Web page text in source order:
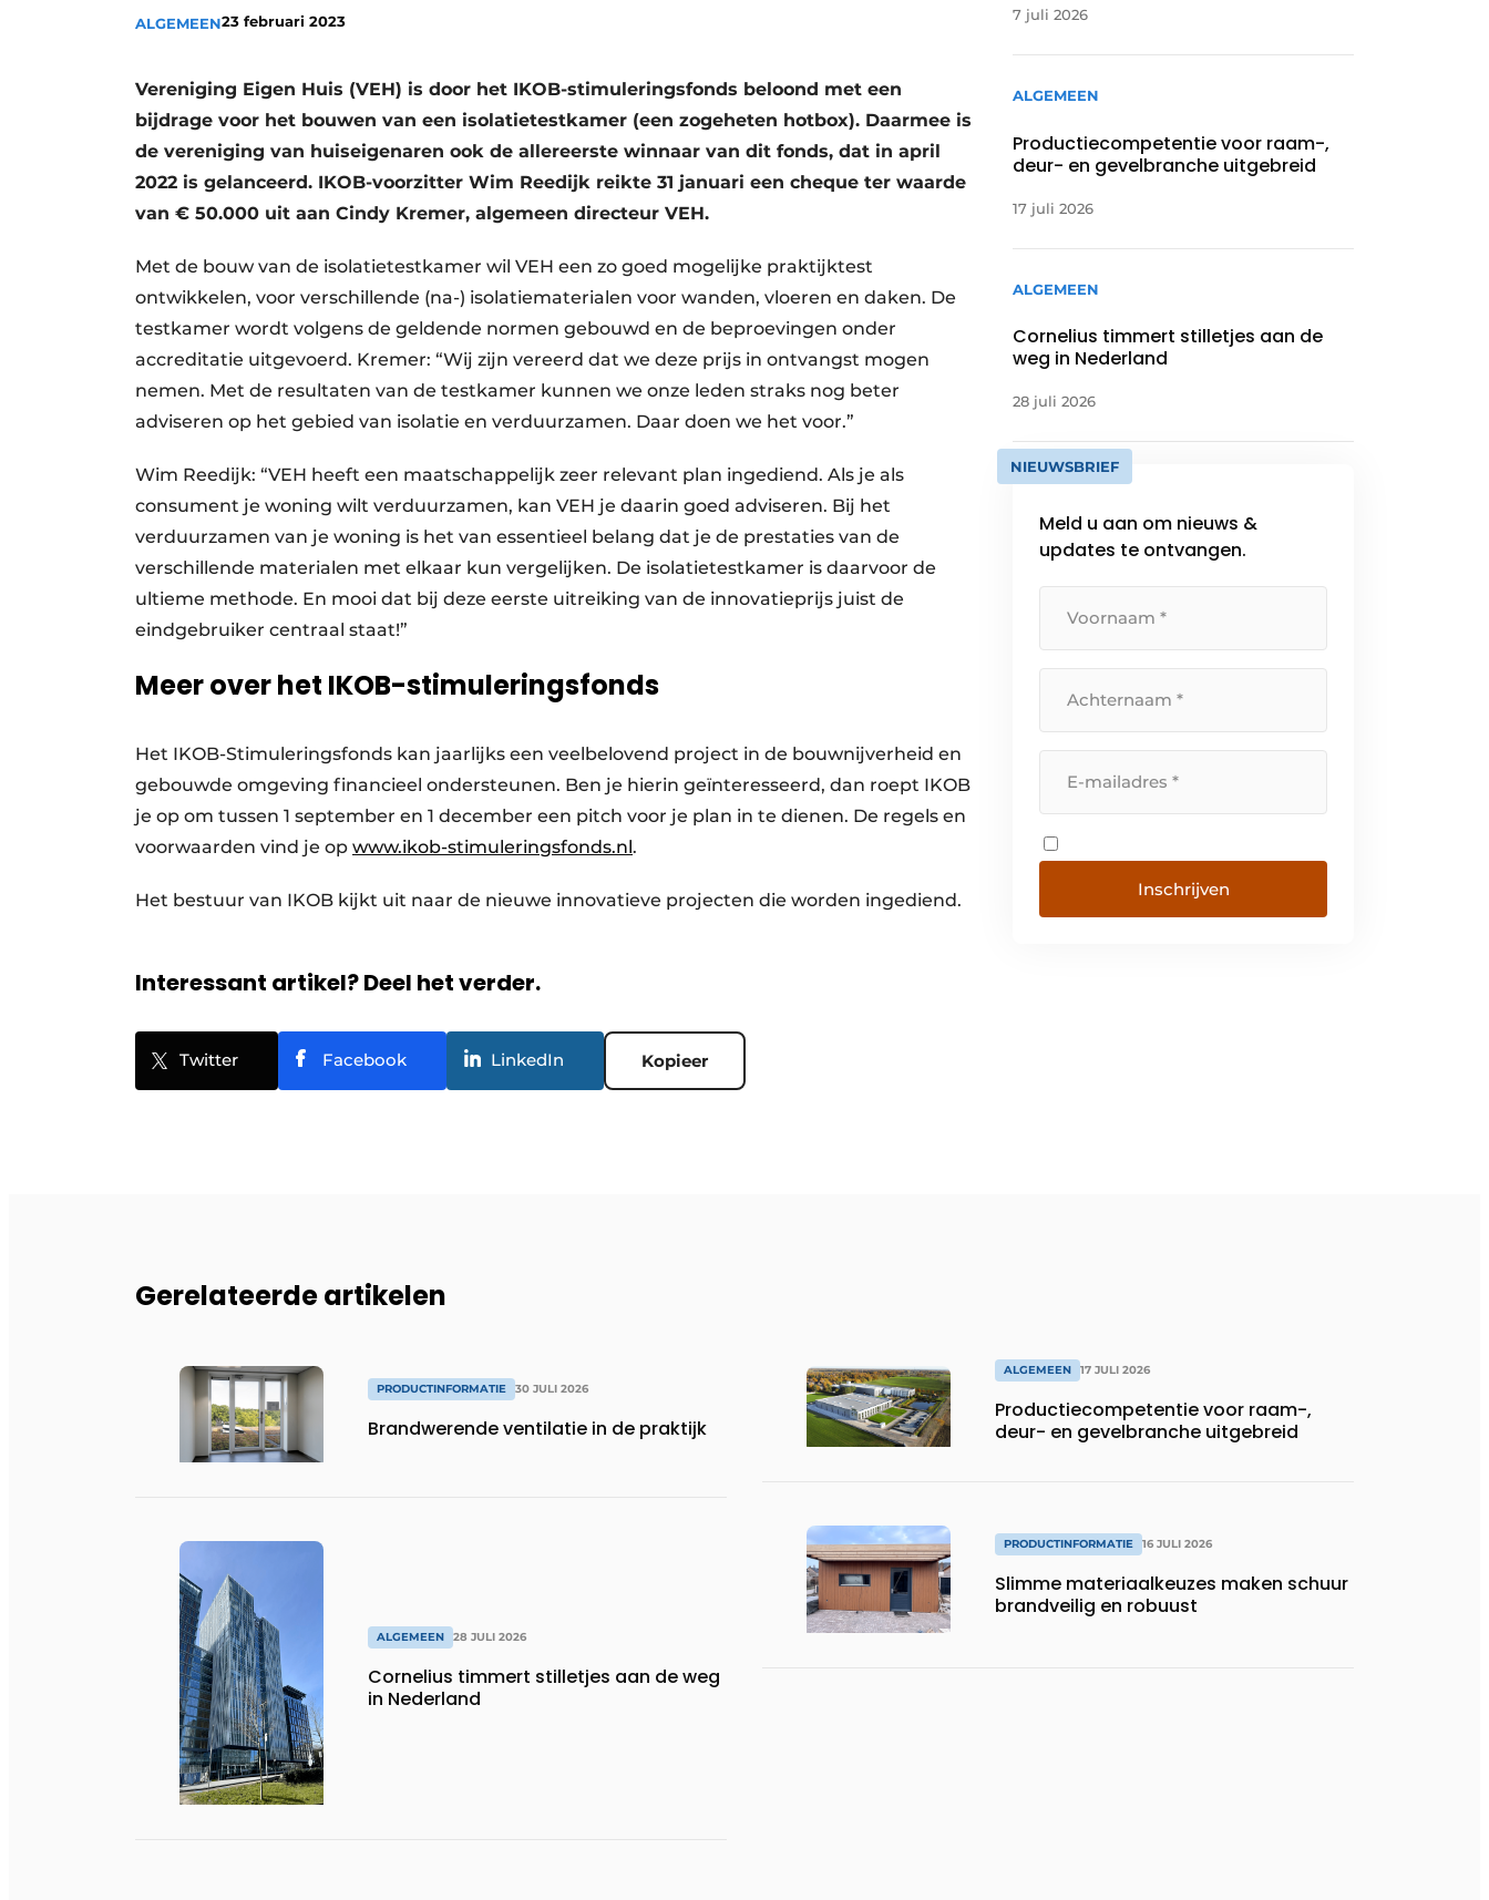
Privacy / Cookie statement
Vacatures
ALGEMEEN23 februari 2023
Vereniging Eigen Huis (VEH) is door het IKOB-stimuleringsfonds beloond met een
bijdrage voor het bouwen van een isolatietestkamer (een zogeheten hotbox). Daarmee is
de vereniging van huiseigenaren ook de allereerste winnaar van dit fonds, dat in april
2022 is gelanceerd. IKOB-voorzitter Wim Reedijk reikte 31 januari een cheque ter waarde
van € 50.000 uit aan Cindy Kremer, algemeen directeur VEH.
Met de bouw van de isolatietestkamer wil VEH een zo goed mogelijke praktijktest
ontwikkelen, voor verschillende (na-) isolatiematerialen voor wanden, vloeren en daken. De
testkamer wordt volgens de geldende normen gebouwd en de beproevingen onder
accreditatie uitgevoerd. Kremer: “Wij zijn vereerd dat we deze prijs in ontvangst mogen
nemen. Met de resultaten van de testkamer kunnen we onze leden straks nog beter
adviseren op het gebied van isolatie en verduurzamen. Daar doen we het voor.”
Wim Reedijk: “VEH heeft een maatschappelijk zeer relevant plan ingediend. Als je als
consument je woning wilt verduurzamen, kan VEH je daarin goed adviseren. Bij het
verduurzamen van je woning is het van essentieel belang dat je de prestaties van de
verschillende materialen met elkaar kun vergelijken. De isolatietestkamer is daarvoor de
ultieme methode. En mooi dat bij deze eerste uitreiking van de innovatieprijs juist de
eindgebruiker centraal staat!”
Meer over het IKOB-stimuleringsfonds
Het IKOB-Stimuleringsfonds kan jaarlijks een veelbelovend project in de bouwnijverheid en
gebouwde omgeving financieel ondersteunen. Ben je hierin geïnteresseerd, dan roept IKOB
je op om tussen 1 september en 1 december een pitch voor je plan in te dienen. De regels en
voorwaarden vind je op www.ikob-stimuleringsfonds.nl.
Het bestuur van IKOB kijkt uit naar de nieuwe innovatieve projecten die worden ingediend.
Interessant artikel? Deel het verder.
Twitter Facebook LinkedIn Kopieer
7 juli 2026
ALGEMEEN
Productiecompetentie voor raam-,
deur- en gevelbranche uitgebreid
17 juli 2026
ALGEMEEN
Cornelius timmert stilletjes aan de
weg in Nederland
28 juli 2026
NIEUWSBRIEF
Meld u aan om nieuws &
updates te ontvangen.
Inschrijven
Gerelateerde artikelen
PRODUCTINFORMATIE 30 JULI 2026
Brandwerende ventilatie in de praktijk
ALGEMEEN 28 JULI 2026
Cornelius timmert stilletjes aan de weg
in Nederland
ALGEMEEN 17 JULI 2026
Productiecompetentie voor raam-,
deur- en gevelbranche uitgebreid
PRODUCTINFORMATIE 16 JULI 2026
Slimme materiaalkeuzes maken schuur
brandveilig en robuust